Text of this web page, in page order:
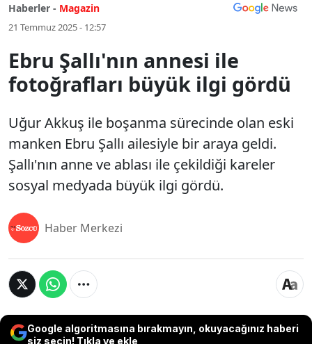
Haberler - Magazin
21 Temmuz 2025 - 12:57
Ebru Şallı'nın annesi ile
fotoğrafları büyük ilgi gördü
Uğur Akkuş ile boşanma sürecinde olan eski
manken Ebru Şallı ailesiyle bir araya geldi.
Şallı'nın anne ve ablası ile çekildiği kareler
sosyal medyada büyük ilgi gördü.
Haber Merkezi
Google algoritmasına bırakmayın, okuyacağınız haberi
siz seçin! Tıkla ve ekle